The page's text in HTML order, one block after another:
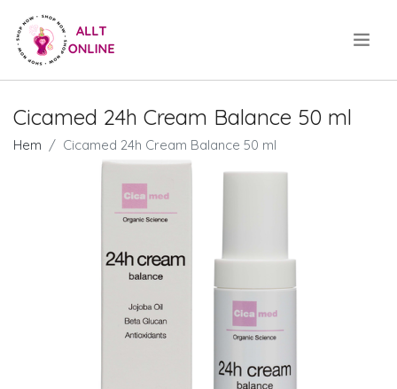
Cicamed 24h Cream Balance 50 ml
Hem Cicamed 24h Cream Balance 50 ml